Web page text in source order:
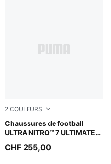
Fire
2 COULEURS
Chaussures de football
ULTRA NITRO™ 7 ULTIMATE
PUMA Black-Intense Mint
CHF 255,00